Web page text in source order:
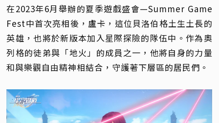
在2023年6月舉辦的夏季遊戲盛會—Summer Game
Fest中首次亮相後，盧卡，這位貝洛伯格土生土長的
英雄，也將於新版本加入星際探險的隊伍中。作為奧
列格的徒弟與「地火」的成員之一，他將自身的力量
和與樂觀自由精神相結合，守護著下層區的居民們。